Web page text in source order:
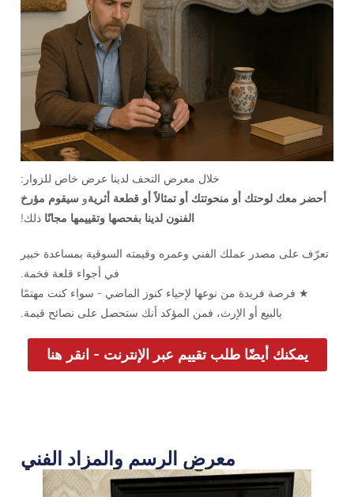
خلال معرض التحف لدينا عرض خاص للزوار:
أحضر معك لوحتك أو منحوتتك أو تمثالاً أو قطعة أثريةو سيقوم مؤرخ
الفنون لدينا بفحصها وتقييمها مجانًا ذلك!
تعرّف على مصدر عملك الفني وعمره وقيمته السوقية بمساعدة خبير
في أجواء قلعة فخمة.
★ فرصة فريدة من نوعها لإحياء كنوز الماضي - سواء كنت مهتمًا
بالبيع أو الإرث، فمن المؤكد أنك ستحصل على نصائح قيمة.
يمكنك أيضًا طلب تقييم عبر الإنترنت - انقر هنا
معرض الرسم والمزاد الفني